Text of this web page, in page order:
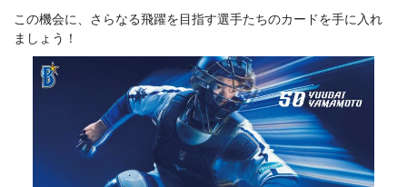
この機会に、さらなる飛躍を目指す選手たちのカードを手に入れ
ましょう！